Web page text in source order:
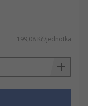
199,08 Kč/jednotka